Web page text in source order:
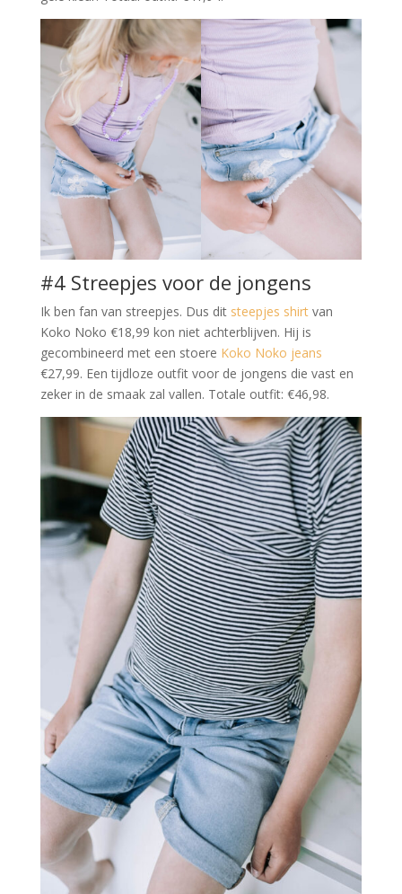
#4 Streepjes voor de jongens
Ik ben fan van streepjes. Dus dit steepjes shirtvan
Koko Noko €18,99 kon niet achterblijven. Hij is
gecombineerd met een stoere Koko Noko jeans
€27,99. Een tijdloze outfit voor de jongens die vast en
zeker in de smaak zal vallen. Totale outfit: €46,98.